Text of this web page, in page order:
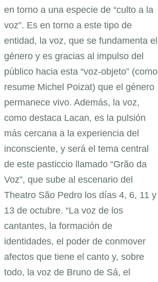
en torno a una especie de “culto a la
voz”. Es en torno a este tipo de
entidad, la voz, que se fundamenta el
género y es gracias al impulso del
público hacia esta “voz-objeto” (como
resume Michel Poizat) que el género
permanece vivo. Además, la voz,
como destaca Lacan, es la pulsión
más cercana a la experiencia del
inconsciente, y será el tema central
de este pasticcio llamado “Grão da
Voz”, que sube al escenario del
Theatro São Pedro los días 4, 6, 11 y
13 de octubre. “La voz de los
cantantes, la formación de
identidades, el poder de conmover
afectos que tiene el canto y, sobre
todo, la voz de Bruno de Sá, el